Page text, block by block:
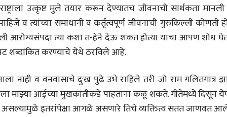
उत्कृष्ट मुले तयार करून देण्यातच जीवनाची सार्थकता मानली
व त्यांच्या समाधानी व कर्तृत्वपूर्ण जीवनाची गुरुकिल्ली कोणती
आरोग्यसंपदा त्या कशा त-हेने देऊ शकत होत्या याचा आपण शोध
शब्दांकित करण्याचे येथे ठरविले आहे.
नाही व वनवासाचे दुःख पुढे उभे राहिले तरी जो राम गलितगात्र
माझ्या आईच्या मुखकांतीकडे पाहताना कळू शकते. गीतेमध्ये दिसून
असल्यामुळे इतरांपेक्षा आगळे असणारे तिचे व्यक्तित्व सतत जाणवत
अर्थकारणावरील निबंध हे पुस्तक
येथे क्लिक करा.